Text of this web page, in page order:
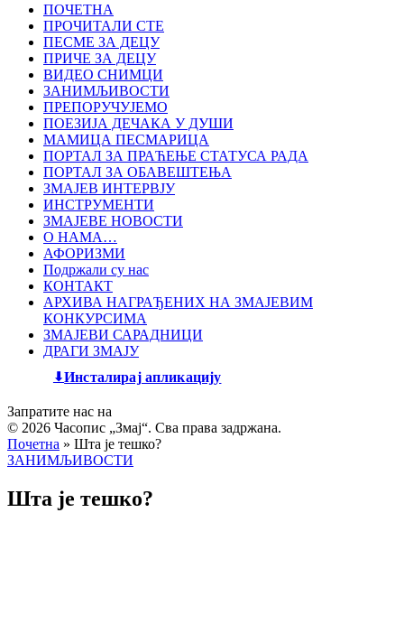
ПОЧЕТНА
ПРОЧИТАЛИ СТЕ
ПЕСМЕ ЗА ДЕЦУ
ПРИЧЕ ЗА ДЕЦУ
ВИДЕО СНИМЦИ
ЗАНИМЉИВОСТИ
ПРЕПОРУЧУЈЕМО
ПОЕЗИЈА ДЕЧАКА У ДУШИ
МАМИЦА ПЕСМАРИЦА
ПОРТАЛ ЗА ПРАЋЕЊЕ СТАТУСА РАДА
ПОРТАЛ ЗА ОБАВЕШТЕЊА
ЗМАЈЕВ ИНТЕРВЈУ
ИНСТРУМЕНТИ
ЗМАЈЕВЕ НОВОСТИ
О НАМА…
АФОРИЗМИ
Подржали су нас
КОНТАКТ
АРХИВА НАГРАЂЕНИХ НА ЗМАЈЕВИМ
КОНКУРСИМА
ЗМАЈЕВИ САРАДНИЦИ
ДРАГИ ЗМАЈУ
Инсталирај апликацију
Запратите нас на
© 2026 Часопис „Змај“. Сва права задржана.
Почетна » Шта је тешко?
ЗАНИМЉИВОСТИ
Шта је тешко?